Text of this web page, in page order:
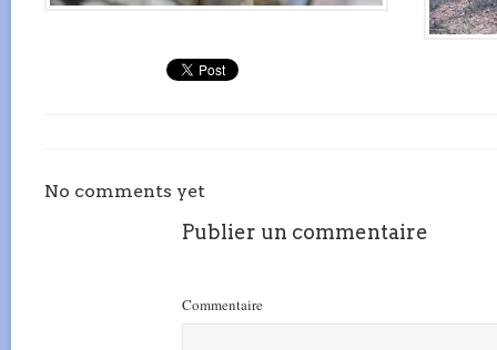
No comments yet
Publier un commentaire
Commentaire